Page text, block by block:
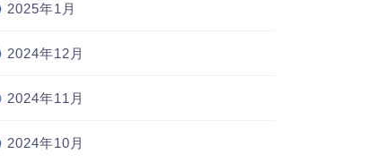
2025年1月
2024年12月
2024年11月
2024年10月